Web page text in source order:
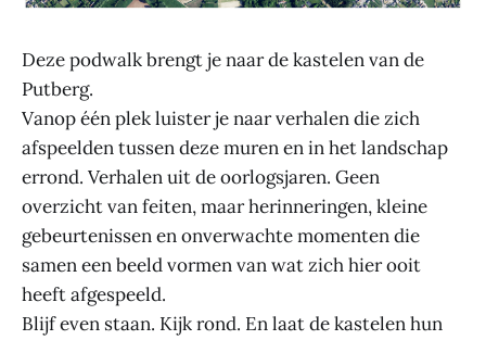
Deze podwalk brengt je naar de kastelen van de
Putberg.
Vanop één plek luister je naar verhalen die zich
afspeelden tussen deze muren en in het landschap
errond. Verhalen uit de oorlogsjaren. Geen
overzicht van feiten, maar herinneringen, kleine
gebeurtenissen en onverwachte momenten die
samen een beeld vormen van wat zich hier ooit
heeft afgespeeld.
Blijf even staan. Kijk rond. En laat de kastelen hun